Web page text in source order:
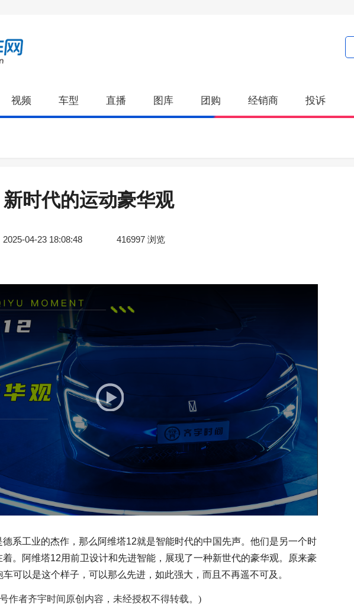
视频 车型 直播 图库 团购 经销商 投诉
时代的运动豪华观
2025-04-23 18:08:48 416997 浏览
系工业的杰作，那么阿维塔12就是智能时代的中国先声。他们是另一个时
。阿维塔12用前卫设计和先进智能，展现了一种新世代的豪华观。原来豪
可以是这个样子，可以那么先进，如此强大，而且不再遥不可及。
作者齐宇时间原创内容，未经授权不得转载。)